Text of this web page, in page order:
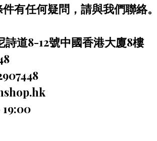
有任何疑問，請與我們聯絡。
詩道8-12號中國香港大廈8樓